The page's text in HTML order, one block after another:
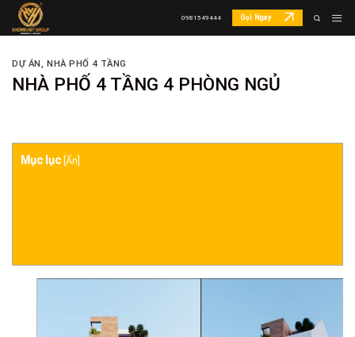
Skip
0981549444 Gọi Ngay
DỰ ÁN, NHÀ PHỐ 4 TẦNG
NHÀ PHỐ 4 TẦNG 4 PHÒNG NGỦ
Mục lục Ẩn